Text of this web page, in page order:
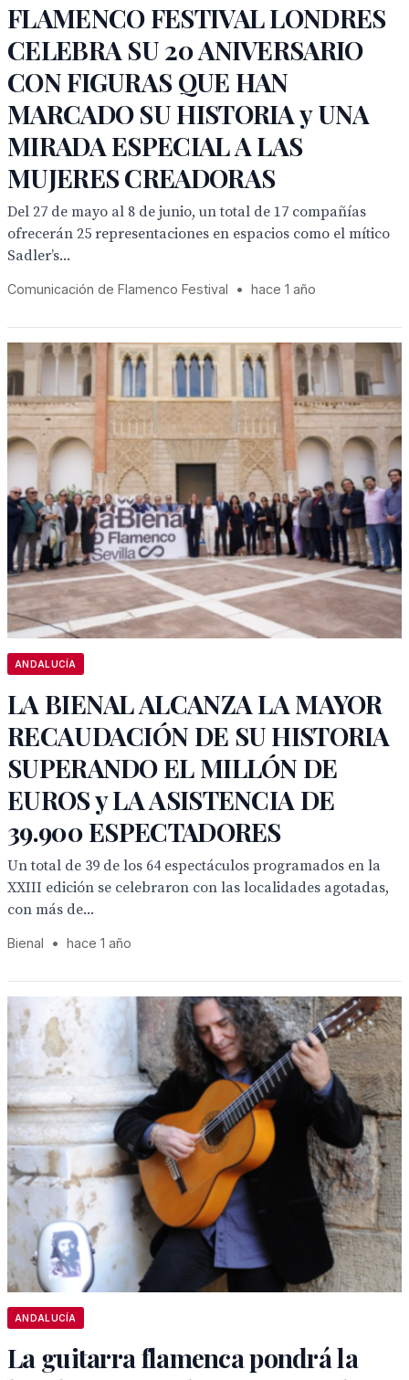
FLAMENCO FESTIVAL LONDRES
CELEBRA SU 20 ANIVERSARIO
CON FIGURAS QUE HAN
MARCADO SU HISTORIA y UNA
MIRADA ESPECIAL A LAS
MUJERES CREADORAS
Del 27 de mayo al 8 de junio, un total de 17 compañías
ofrecerán 25 representaciones en espacios como el mítico
Sadler’s...
Comunicación de Flamenco Festival • hace 1 año
ANDALUCÍA
LA BIENAL ALCANZA LA MAYOR
RECAUDACIÓN DE SU HISTORIA
SUPERANDO EL MILLÓN DE
EUROS y LA ASISTENCIA DE
39.900 ESPECTADORES
Un total de 39 de los 64 espectáculos programados en la
XXIII edición se celebraron con las localidades agotadas,
con más de...
Bienal • hace 1 año
ANDALUCÍA
La guitarra flamenca pondrá la